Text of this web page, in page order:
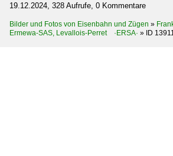
19.12.2024, 328 Aufrufe, 0 Kommentare
Bilder und Fotos von Eisenbahn und Zügen »
Ermewa-SAS, Levallois-Perret ·ERSA· » ID